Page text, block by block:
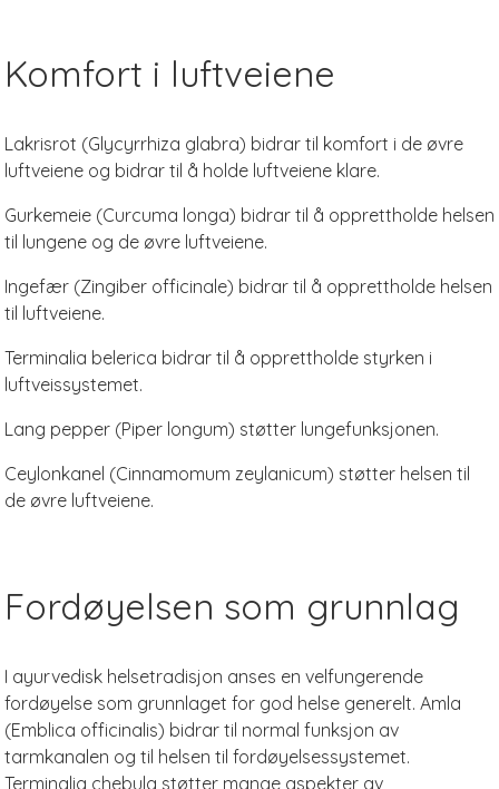
Komfort i luftveiene
Lakrisrot (Glycyrrhiza glabra) bidrar til komfort i de øvre
luftveiene og bidrar til å holde luftveiene klare.
Gurkemeie (Curcuma longa) bidrar til å opprettholde helsen
til lungene og de øvre luftveiene.
Ingefær (Zingiber officinale) bidrar til å opprettholde helsen
til luftveiene.
Terminalia belerica bidrar til å opprettholde styrken i
luftveissystemet.
Lang pepper (Piper longum) støtter lungefunksjonen.
Ceylonkanel (Cinnamomum zeylanicum) støtter helsen til
de øvre luftveiene.
Fordøyelsen som grunnlag
I ayurvedisk helsetradisjon anses en velfungerende
fordøyelse som grunnlaget for god helse generelt. Amla
(Emblica officinalis) bidrar til normal funksjon av
tarmkanalen og til helsen til fordøyelsessystemet.
Terminalia chebula støtter mange aspekter av